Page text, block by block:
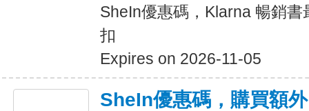
SheIn優惠碼，Klarna 暢銷
扣
Expires on 2026-11-05
SheIn優惠碼，購買額